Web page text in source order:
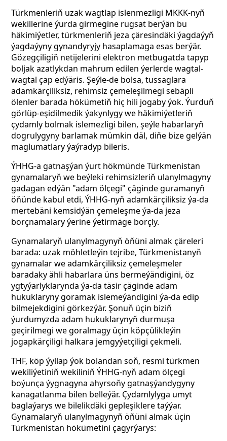
Türkmenleriň uzak wagtlap islenmezligi MKKK-nyň
wekillerine ýurda girmegine rugsat berýän bu
häkimiýetler, türkmenleriň jeza çäresindäki ýagdaýyň
ýagdaýyny gynandyryjy hasaplamaga esas berýär.
Gözegçiligiň netijelerini elektron metbugatda tapyp
boljak azatlykdan mahrum edilen ýerlerde wagtal-
wagtal çap edýäris. Şeýle-de bolsa, tussaglara
adamkärçiliksiz, rehimsiz çemeleşilmegi sebäpli
ölenler barada hökümetiň hiç hili jogaby ýok. Ýurduň
görlüp-eşidilmedik ýakynlygy we häkimiýetleriň
çydamly bolmak islemezligi bilen, şeýle habarlaryň
dogrulygyny barlamak mümkin däl, diňe bize gelýän
maglumatlary ýaýradyp bileris.
ÝHHG-a gatnaşýan ýurt hökmünde Türkmenistan
gynamalaryň we beýleki rehimsizleriň ulanylmagyny
gadagan edýän "adam ölçegi" çäginde guramanyň
öňünde kabul etdi, ÝHHG-nyň adamkärçiliksiz ýa-da
mertebäni kemsidýän çemeleşme ýa-da jeza
borçnamalary ýerine ýetirmäge borçly.
Gynamalaryň ulanylmagynyň öňüni almak çäreleri
barada: uzak möhletleýin tejribe, Türkmenistanyň
gynamalar we adamkärçiliksiz çemeleşmeler
baradaky ähli habarlara üns bermeýändigini, öz
ygtyýarlyklarynda ýa-da täsir çäginde adam
hukuklaryny goramak islemeýändigini ýa-da edip
bilmejekdigini görkezýär. Şonuň üçin biziň
ýurdumyzda adam hukuklarynyň durmuşa
geçirilmegi we goralmagy üçin köpçülikleýin
jogapkärçiligi halkara jemgyýetçiligi çekmeli.
THF, köp ýyllap ýok bolandan soň, resmi türkmen
wekiliýetiniň wekiliniň ÝHHG-nyň adam ölçegi
boýunça ýygnagyna ahyrsoňy gatnaşýandygyny
kanagatlanma bilen belleýär. Çydamlylyga umyt
baglaýarys we bilelikdäki gepleşiklere taýýar.
Gynamalaryň ulanylmagynyň öňüni almak üçin
Türkmenistan hökümetini çagyrýarys: